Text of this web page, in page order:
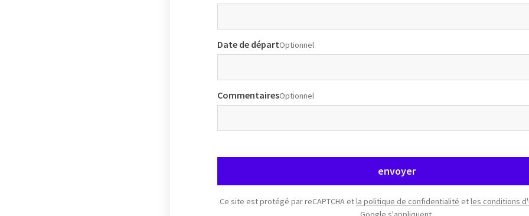
Date de départOptionnel
CommentairesOptionnel
envoyer
Ce site est protégé par reCAPTCHA etla politique de confidentialité etles conditions